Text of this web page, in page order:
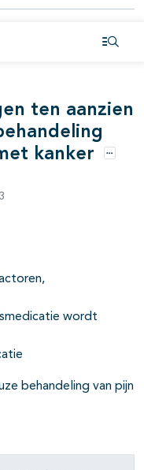
ten aanzien
kanker
Opties
wordt
behandeling van pijn